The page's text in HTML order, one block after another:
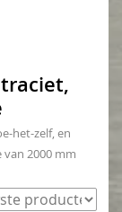
het-zelf, en
2000 mm